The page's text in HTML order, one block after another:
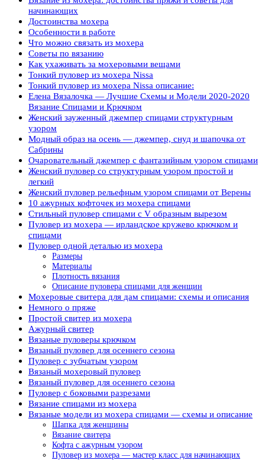
начинающих
Достоинства мохера
Особенности в работе
Что можно связать из мохера
Советы по вязанию
Как ухаживать за мохеровыми вещами
Тонкий пуловер из мохера Nissa
Тонкий пуловер из мохера Nissa описание:
Елена Вязалочка — Лучшие Схемы и Модели 2020-2020
Вязание Спицами и Крючком
Женский зауженный джемпер спицами структурным
узором
Модный образ на осень — джемпер, снуд и шапочка от
Сабрины
Очаровательный джемпер с фантазийным узором спицами
Женский пуловер со структурным узором простой и
легкий
Женский пуловер рельефным узором спицами от Верены
10 ажурных кофточек из мохера спицами
Стильный пуловер спицами с V образным вырезом
Пуловер из мохера — ирландское кружево крючком и
спицами
Пуловер одной деталью из мохера
Размеры
Материалы
Плотность вязания
Описание пуловера спицами для женщин
Мохеровые свитера для дам спицами: схемы и описания
Немного о пряже
Простой свитер из мохера
Ажурный свитер
Вязаные пуловеры крючком
Вязаный пуловер для осеннего сезона
Пуловер с зубчатым узором
Вязаный мохеровый пуловер
Вязаный пуловер для осеннего сезона
Пуловер с боковыми разрезами
Вязание спицами из мохера
Вязаные модели из мохера спицами — схемы и описание
Шапка для женщины
Вязание свитера
Кофта с ажурным узором
Пуловер из мохера — мастер класс для начинающих